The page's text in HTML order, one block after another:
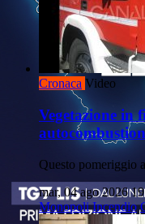
Cronaca Video
Vegetazione in
Questo pomeriggio
mar, 04 ago 2026
Monopoli Incendio